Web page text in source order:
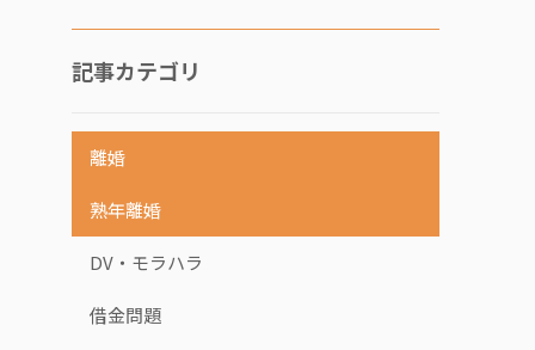
記事カテゴリ
離婚
熟年離婚
DV・モラハラ
借金問題